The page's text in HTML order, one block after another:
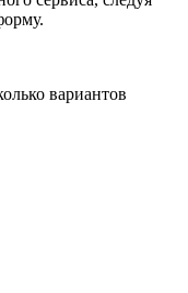
вариантов